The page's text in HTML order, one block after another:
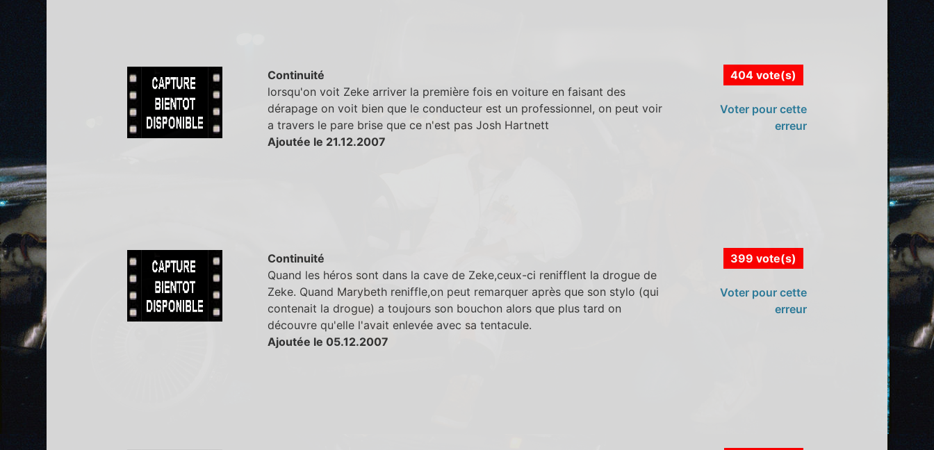
Continuité
lorsqu'on voit Zeke arriver la première fois en voiture en faisant des
dérapage on voit bien que le conducteur est un professionnel, on peut voir
a travers le pare brise que ce n'est pas Josh Hartnett
Ajoutée le 21.12.2007
404 vote(s)
Voter pour cette
erreur
Continuité
Quand les héros sont dans la cave de Zeke,ceux-ci renifflent la drogue de
Zeke. Quand Marybeth reniffle,on peut remarquer après que son stylo (qui
contenait la drogue) a toujours son bouchon alors que plus tard on
découvre qu'elle l'avait enlevée avec sa tentacule.
Ajoutée le 05.12.2007
399 vote(s)
Voter pour cette
erreur